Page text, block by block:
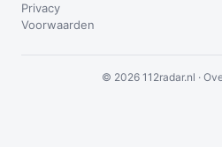
Privacy
Voorwaarden
© 2026 112radar.nl ·